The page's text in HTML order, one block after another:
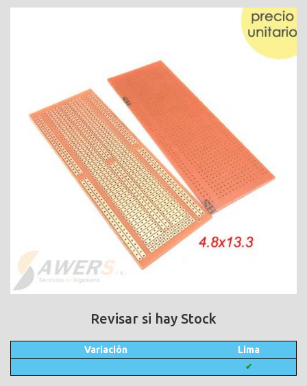
Revisar si hay Stock
Variación Lima
✔